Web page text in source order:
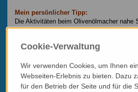
Mein persönlicher Tipp:
Die Aktivitäten beim Olivenölmacher nahe
sich gut mit dem Besuch eines Winzers
Cookie-Verwaltung
Wir verwenden Cookies, um Ihnen
Webseiten-Erlebnis zu bieten. Dazu
für den Betrieb der Seite und für die